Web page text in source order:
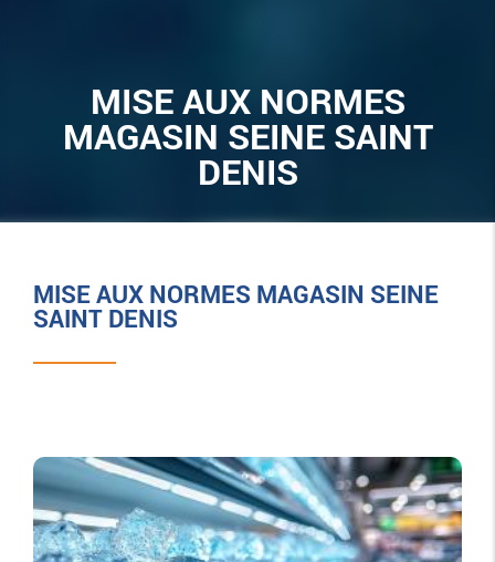
MISE AUX NORMES
MAGASIN SEINE SAINT
DENIS
MISE AUX NORMES MAGASIN SEINE
SAINT DENIS